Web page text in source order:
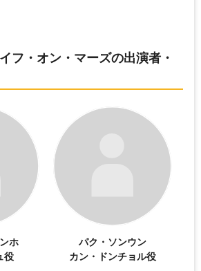
フ・オン・マーズの出演者・
ホ
役
パク・ソンウン
カン・ドンチョル役